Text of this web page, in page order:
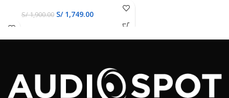
S/1,900.00 S/1,749.00